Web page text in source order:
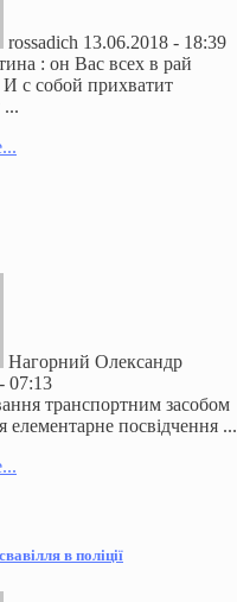
rossadich 13.06.2018 - 18:39
: он Вас всех в рай
с собой прихватит
Нагорний Олександр
07:13
транспортним засобом
елементарне посвідчення ...
в поліції